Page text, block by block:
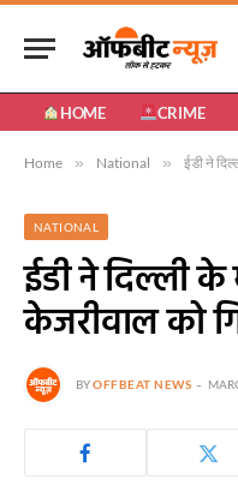
HOME CRIME
Home » National » ईडी ने
NATIONAL
ईडी ने दिल्ली
केजरीवाल को
BYOFFBEAT NEWS